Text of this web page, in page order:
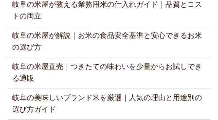
岐阜の米屋が教える業務用米の仕入れガイド｜品質とコス
トの両立
岐阜の米屋が解説｜お米の食品安全基準と安心できるお米
の選び方
岐阜の米屋直売｜つきたての味わいを少量からお試しでき
る通販
岐阜の美味しいブランド米を厳選｜人気の理由と用途別の
選び方ガイド